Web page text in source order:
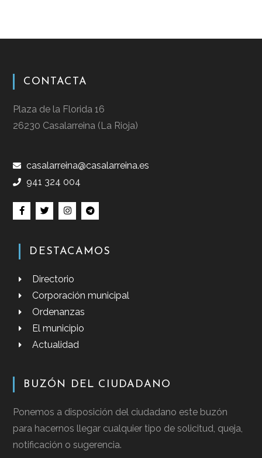
CONTACTA
Plaza de la Florida 16
26230 Casalarreina (La Rioja)
casalarreina@casalarreina.es
941 324 004
DESTACAMOS
Directorio
Corporación municipal
Ordenanzas
El municipio
Actualidad
BUZÓN DEL CIUDADANO
Ponemos a disposición del ciudadano este buzón
para hacernos llegar cualquier tipo de solicitud, queja,
notificación o sugerencia.